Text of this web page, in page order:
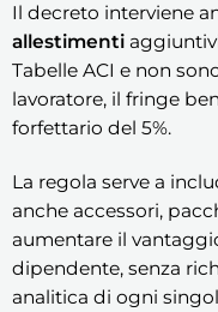
Il decreto interviene
allestimenti
Tabelle ACI e non
lavoratore, il fringe
forfettario del 5%.
La regola serve a
anche accessori,
aumentare il
dipendente, senza
analitica di ogni